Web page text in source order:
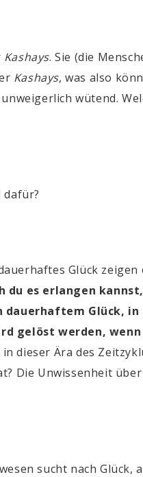
Kashays. Sie (die
Kashays, was also
wütend.
dafür?
Glück zeigen
es erlangen
dauerhaftem Glück,
gelöst werden,
dieser Ära des
Die Unwissenheit
sucht nach Glück,